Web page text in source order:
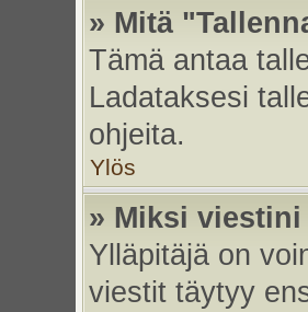
» Mitä
Tämä antaa
Ladataksesi
ohjeita.
Ylös
» Miksi
Ylläpitäjä on
viestit täytyy